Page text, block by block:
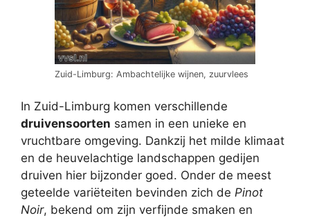
Zuid-Limburg: Ambachtelijke wijnen, zuurvlees
In Zuid-Limburg komen verschillende
druivensoorten samen in een unieke en
vruchtbare omgeving. Dankzij het milde klimaat
en de heuvelachtige landschappen gedijen
druiven hier bijzonder goed. Onder de meest
geteelde variëteiten bevinden zich de Pinot
Noir, bekend om zijn verfijnde smaken en